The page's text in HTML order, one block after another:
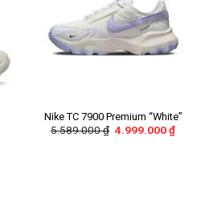
Nike TC 7900 Premium “White”
5.589.000₫ 4.999.000₫